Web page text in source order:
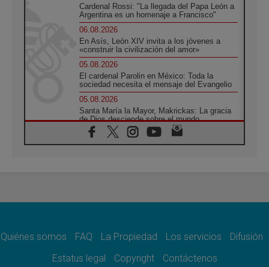
Cardenal Rossi: "La llegada del Papa León a
Argentina es un homenaje a Francisco"
06.08.2026
En Asís, León XIV invita a los jóvenes a
«construir la civilización del amor»
05.08.2026
El cardenal Parolin en México: Toda la
sociedad necesita el mensaje del Evangelio
05.08.2026
Santa María la Mayor, Makrickas: La gracia
de Dios desciende sobre el mundo
05.08.2026
Cristianos y confucianos: Respeto y
dolor, una Iglesia que no se rinde"
La Fuerza del "Círculo de Héroes" con el
Quiénes somos FAQ La Propiedad Los servicios
Difusión
Estatus legal
Copyright Contáctenos